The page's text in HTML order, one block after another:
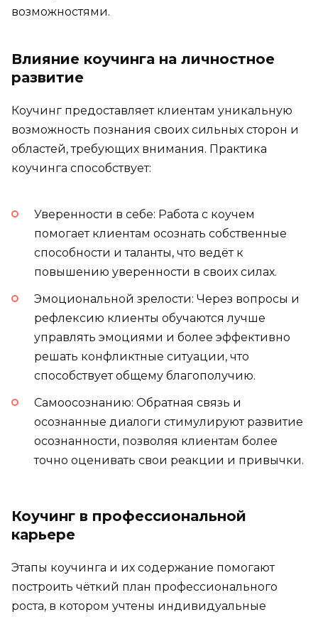
возможностями.
Влияние коучинга на личностное
развитие
Коучинг предоставляет клиентам уникальную
возможность познания своих сильных сторон и
областей, требующих внимания. Практика
коучинга способствует:
Уверенности в себе: Работа с коучем
помогает клиентам осознать собственные
способности и таланты, что ведёт к
повышению уверенности в своих силах.
Эмоциональной зрелости: Через вопросы и
рефлексию клиенты обучаются лучше
управлять эмоциями и более эффективно
решать конфликтные ситуации, что
способствует общему благополучию.
Самоосознанию: Обратная связь и
осознанные диалоги стимулируют развитие
осознанности, позволяя клиентам более
точно оценивать свои реакции и привычки.
Коучинг в профессиональной
карьере
Этапы коучинга и их содержание помогают
построить чёткий план профессионального
роста, в котором учтены индивидуальные